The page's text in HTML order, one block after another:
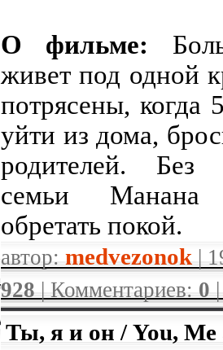
О фильме:
живет под одной
потрясены, когда
уйти из дома,
родителей. Без
семьи Манана
обретать покой.
автор: medvezonok |
928| Комментариев:0
Ты, я и он / You,